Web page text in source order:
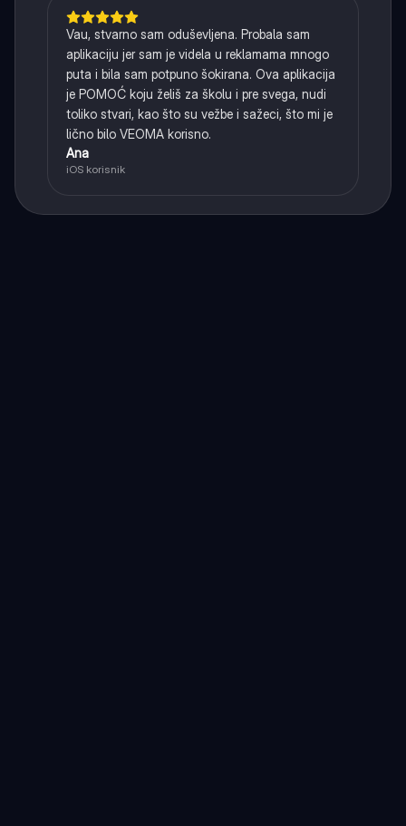
Vau, stvarno sam oduševljena. Probala sam
aplikaciju jer sam je videla u reklamama mnogo
puta i bila sam potpuno šokirana. Ova aplikacija
je POMOĆ koju želiš za školu i pre svega, nudi
toliko stvari, kao što su vežbe i sažeci, što mi je
lično bilo VEOMA korisno.
Ana
iOS korisnik